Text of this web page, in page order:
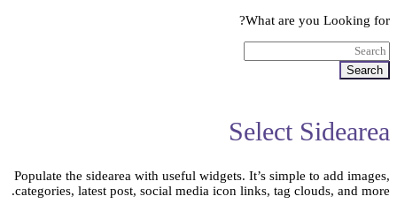
What are you Looking for?
Search
Select Sidearea
Populate the sidearea with useful widgets. It’s simple to add images,
categories, latest post, social media icon links, tag clouds, and more.